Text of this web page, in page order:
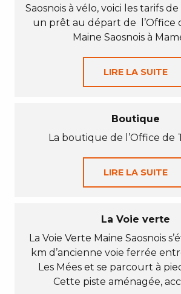
Saosnois à vélo, voici les tarifs
un prêt au départ de l’Office
Maine Saosnois à
LIRE LA SUITE
Boutique
La boutique de l’Office de
LIRE LA SUITE
La Voie verte
La Voie Verte Maine Saosnois
km d’ancienne voie ferrée
Les Mées et se parcourt à
Cette piste aménagée,